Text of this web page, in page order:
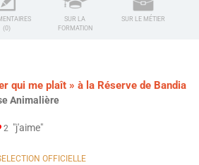
(0)
SUR LA
FORMATION
SUR LE MÉTIER
qui me plaît » à la Réserve de Bandia
Animalière
2 "j'aime"
OFFICIELLE